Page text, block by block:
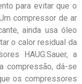
para evitar que o
compressor de ar
ainda usa óleo
o calor residual da
HAUG.Sauer, a
compressão, dá-se
os compressores